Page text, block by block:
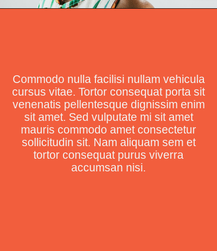
Commodo nulla facilisi nullam vehicula
cursus vitae. Tortor consequat porta sit
venenatis pellentesque dignissim enim
sit amet. Sed vulputate mi sit amet
mauris commodo amet consectetur
sollicitudin sit. Nam aliquam sem et
tortor consequat purus viverra
accumsan nisi.